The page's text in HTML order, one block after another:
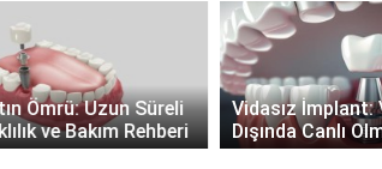
Ömrü: Uzun Süreli
ve Bakım Rehberi
Vidasız İmplant:
Dışında Canlı